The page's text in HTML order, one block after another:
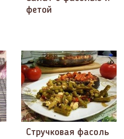
фетой
Стручковая фасоль